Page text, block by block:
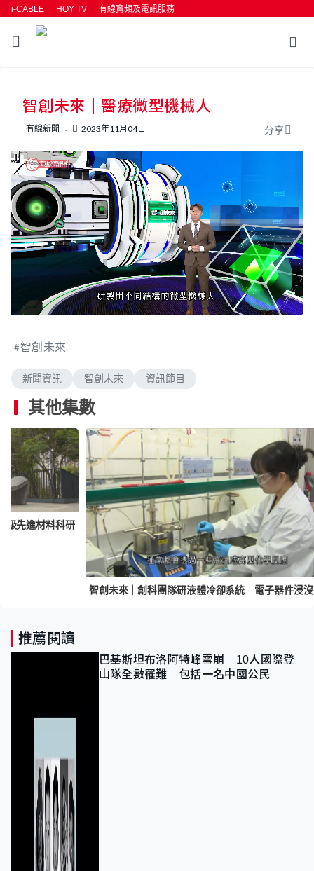
i-CABLE HOY TV 有線寬頻及電訊服務
按輸入鍵開始搜尋
智創未來｜醫療微型機械人
有線新聞 2023年11月04日 分享
U
n
e
L
o
.
0
%
智創未來
新聞資訊 智創未來 資訊節目
其他集數
級先進材料科研
推薦閱讀
巴基斯坦布洛阿特峰雪崩 10人國際登
山隊全數罹難 包括一名中國公民